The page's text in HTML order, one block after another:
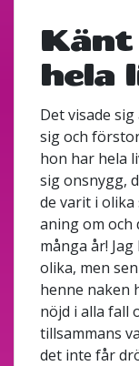
Känt
hela
Det visade
sig och
hon har hela
sig onsnygg,
de varit i
aning om och
många år!
olika, men
henne naken
nöjd i alla fall
tillsammans
det inte får